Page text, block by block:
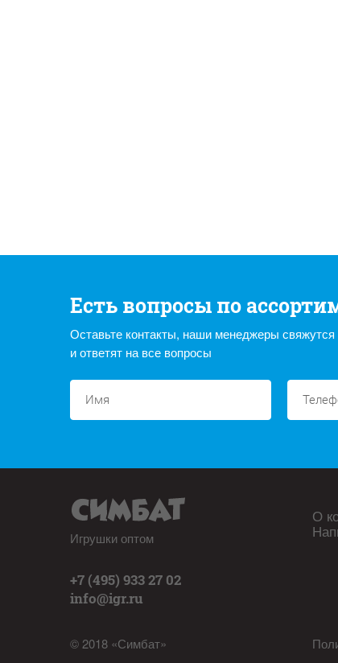
Есть вопросы по
Оставьте контакты, наши менеджеры
и ответят на все вопросы
Игрушки оптом
+7 (495) 933 27 02
info@igr.ru
© 2018 «Симбат»
О